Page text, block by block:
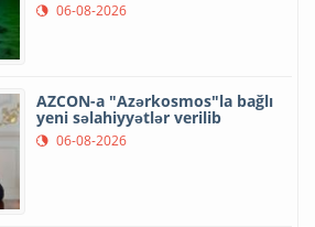
06-08-2026
AZCON-a "Azərkosmos"la bağlı
yeni səlahiyyətlər verilib
06-08-2026